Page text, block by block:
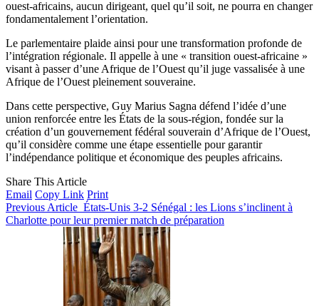
ouest-africains, aucun dirigeant, quel qu’il soit, ne pourra en changer
fondamentalement l’orientation.
Le parlementaire plaide ainsi pour une transformation profonde de
l’intégration régionale. Il appelle à une « transition ouest-africaine »
visant à passer d’une Afrique de l’Ouest qu’il juge vassalisée à une
Afrique de l’Ouest pleinement souveraine.
Dans cette perspective, Guy Marius Sagna défend l’idée d’une
union renforcée entre les États de la sous-région, fondée sur la
création d’un gouvernement fédéral souverain d’Afrique de l’Ouest,
qu’il considère comme une étape essentielle pour garantir
l’indépendance politique et économique des peuples africains.
Share This Article
Email Copy Link Print
Previous Article États-Unis 3-2 Sénégal : les Lions s’inclinent à
Charlotte pour leur premier match de préparation